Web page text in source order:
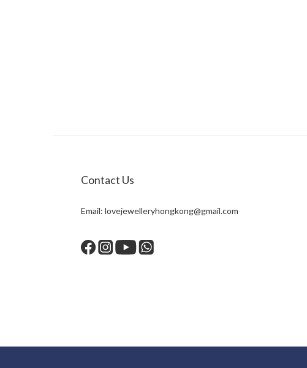
Contact Us
Email: lovejewelleryhongkong@gmail.com